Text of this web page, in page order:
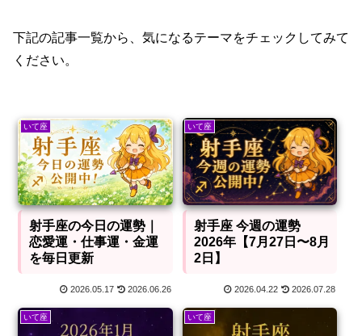
下記の記事一覧から、気になるテーマをチェックしてみて
ください。
いて座
射手座の今日の運勢｜
恋愛運・仕事運・金運
を毎日更新
2026.05.17 2026.06.26
いて座
射手座 今週の運勢
2026年【7月27日〜8月
2日】
2026.04.22 2026.07.28
いて座 いて座